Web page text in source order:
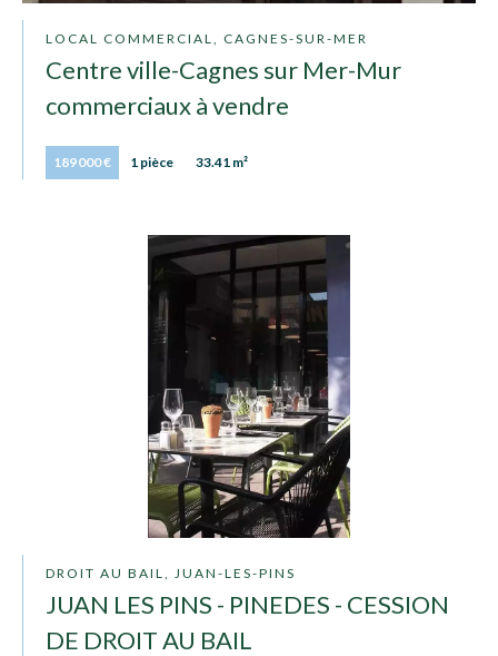
LOCAL COMMERCIAL, CAGNES-SUR-MER
Centre ville-Cagnes sur Mer-Mur
commerciaux à vendre
189 000 € 1 pièce 33.41 m²
DROIT AU BAIL, JUAN-LES-PINS
JUAN LES PINS - PINEDES - CESSION
DE DROIT AU BAIL